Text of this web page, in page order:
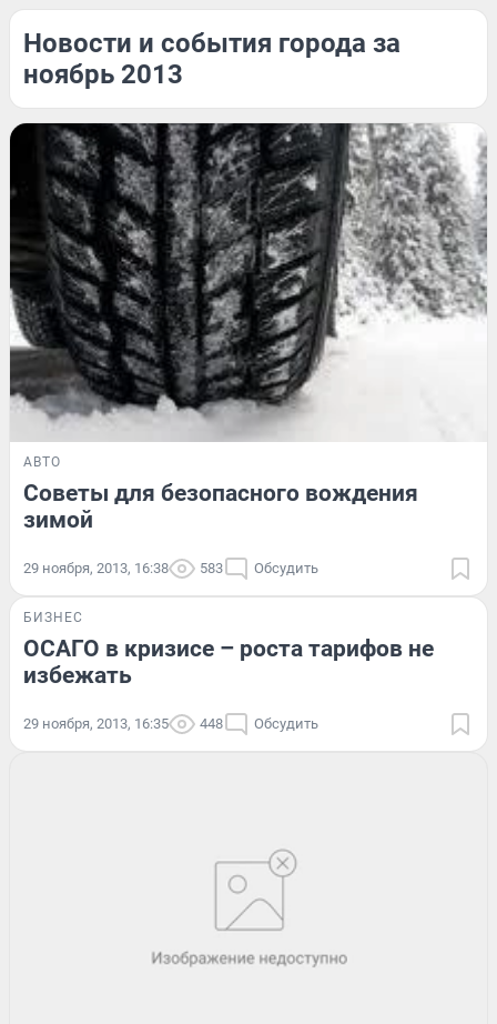
Новости и события города за
ноябрь 2013
АВТО
Советы для безопасного вождения
зимой
29 ноября, 2013, 16:38 583 Обсудить
БИЗНЕС
ОСАГО в кризисе – роста тарифов не
избежать
29 ноября, 2013, 16:35 448 Обсудить